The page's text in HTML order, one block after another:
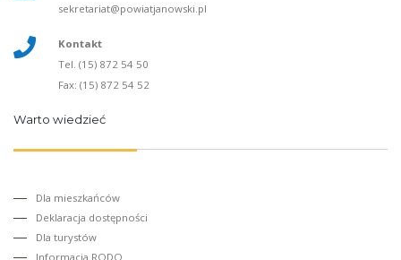
sekretariat@powiatjanowski.pl
Kontakt
Tel. (15) 872 54 50
Fax: (15) 872 54 52
Warto wiedzieć
Dla mieszkańców
Deklaracja dostępności
Dla turystów
Informacja RODO